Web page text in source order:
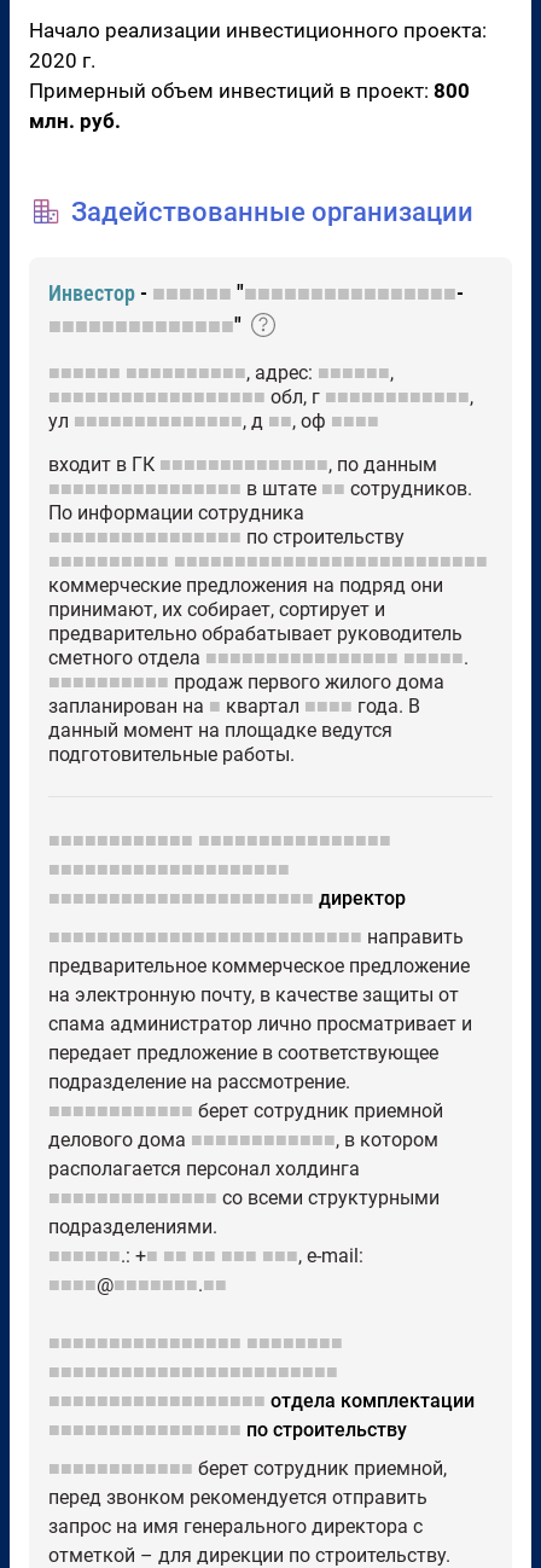
Начало реализации инвестиционного проекта:
2020 г.
Примерный объем инвестиций в проект: 800
млн. руб.
Задействованные организации
Инвестор - ■■■■■■ "■■■■■■■■■■■■■■■■-
■■■■■■■■■■■■■■"
■■■■■■ ■■■■■■■■■■, адрес: ■■■■■■,
■■■■■■■■■■■■■■■■■■ обл, г ■■■■■■■■■■■■,
ул ■■■■■■■■■■■■■■, д ■■, оф ■■■■
входит в ГК ■■■■■■■■■■■■■■, по данным
■■■■■■■■■■■■■■■■ в штате ■■ сотрудников.
По информации сотрудника
■■■■■■■■■■■■■■■■ по строительству
■■■■■■■■■■ ■■■■■■■■■■■■■■■■■■■■■■■■■■
коммерческие предложения на подряд они
принимают, их собирает, сортирует и
предварительно обрабатывает руководитель
сметного отдела ■■■■■■■■■■■■■■■■ ■■■■■.
■■■■■■■■■■ продаж первого жилого дома
запланирован на ■ квартал ■■■■ года. В
данный момент на площадке ведутся
подготовительные работы.
■■■■■■■■■■■■ ■■■■■■■■■■■■■■■■
■■■■■■■■■■■■■■■■■■■■
■■■■■■■■■■■■■■■■■■■■■■ директор
■■■■■■■■■■■■■■■■■■■■■■■■■■ направить
предварительное коммерческое предложение
на электронную почту, в качестве защиты от
спама администратор лично просматривает и
передает предложение в соответствующее
подразделение на рассмотрение.
■■■■■■■■■■■■ берет сотрудник приемной
делового дома ■■■■■■■■■■■■, в котором
располагается персонал холдинга
■■■■■■■■■■■■■■ со всеми структурными
подразделениями.
■■■■■■.: +■ ■■ ■■ ■■■ ■■■, e-mail:
■■■■@■■■■■■■.■■
■■■■■■■■■■■■■■■■ ■■■■■■■■
■■■■■■■■■■■■■■■■■■■■■■■■
■■■■■■■■■■■■■■■■■■ отдела комплектации
■■■■■■■■■■■■■■■■ по строительству
■■■■■■■■■■■■ берет сотрудник приемной,
перед звонком рекомендуется отправить
запрос на имя генерального директора с
отметкой – для дирекции по строительству.